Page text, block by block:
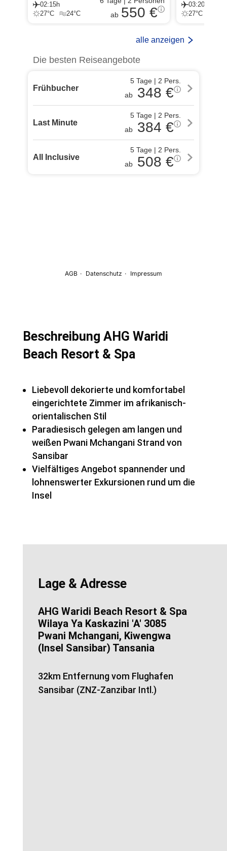
Beschreibung AHG Waridi
Beach Resort & Spa
Liebevoll dekorierte und komfortabel
eingerichtete Zimmer im afrikanisch-
orientalischen Stil
Paradiesisch gelegen am langen und
weißen Pwani Mchangani Strand von
Sansibar
Vielfältiges Angebot spannender und
lohnenswerter Exkursionen rund um die
Insel
Lage & Adresse
AHG Waridi Beach Resort & Spa
Wilaya Ya Kaskazini 'A' 3085
Pwani Mchangani, Kiwengwa
(Insel Sansibar) Tansania
32km Entfernung vom Flughafen
Sansibar (ZNZ-Zanzibar Intl.)